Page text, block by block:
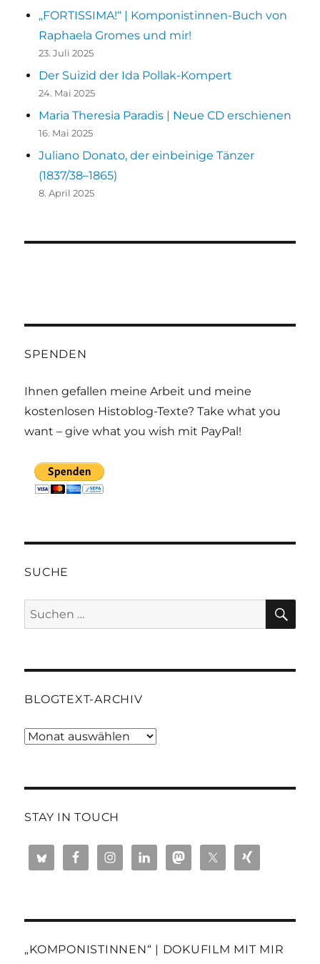
„FORTISSIMA!“ | Komponistinnen-Buch von
Raphaela Gromes und mir!
23. Juli 2025
Der Suizid der Ida Pollak-Kompert
24. Mai 2025
Maria Theresia Paradis | Neue CD erschienen
16. Mai 2025
Juliano Donato, der einbeinige Tänzer
(1837/38–1865)
8. April 2025
SPENDEN
Ihnen gefallen meine Arbeit und meine
kostenlosen Histoblog-Texte? Take what you
want – give what you wish mit PayPal!
SUCHE
Suchen
nach:
BLOGTEXT-ARCHIV
Blogtext-
STAY IN TOUCH
„KOMPONISTINNEN“ | DOKUFILM MIT MIR